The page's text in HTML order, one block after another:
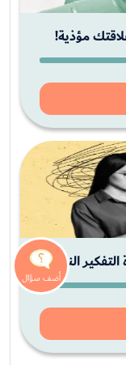
مؤذية!
الناقد؟